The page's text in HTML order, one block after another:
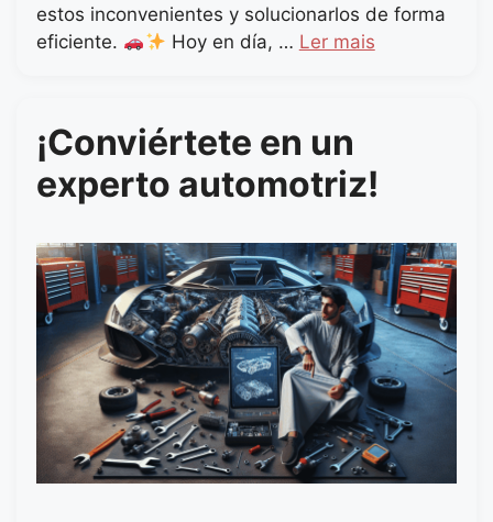
estos inconvenientes y solucionarlos de forma
eficiente.
Hoy en día, … Ler mais
¡Conviértete en un
experto automotriz!